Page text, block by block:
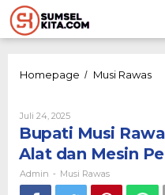
Lewati
ke
konten
Homepage / Musi Rawas
Juli 24, 2025Oleh
Admin
Bupati Musi
Alat dan Mesin
Admin - Musi Rawas